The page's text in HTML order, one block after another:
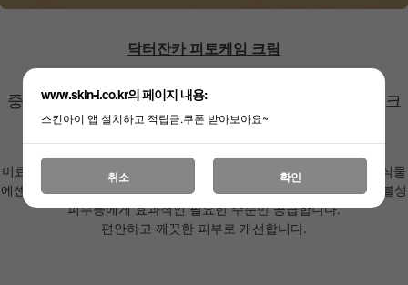
닥터잔카 피토케임 크림
중성. 복합성. 지성 피부 등을 위한 식물성 산뜻 보습 크
림
미료, 효소, 알로에, 카모밀라, 금잔화 등의 식물로부터 추출된 순수 식물
에센셜들이 유분은 번들거리면서 수분이 부족한 지성. 복합성 . 트러블성
피부등에게 효과적인 필요한 수분만 공급합니다.
편안하고 깨끗한 피부로 개선합니다.
www.skin-i.co.kr의 페이지 내용:
스킨아이 앱 설치하고 적립금.쿠폰 받아보아요~
취소 확인